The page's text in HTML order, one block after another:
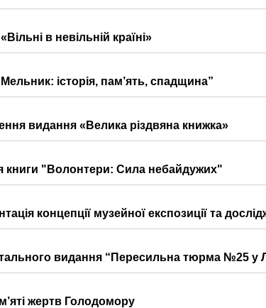
в невільній країні»
історія, пам’ять, спадщина”
видання «Велика різдвяна книжка»
книги "Волонтери: Сила небайдужих"
концепції музейної експозиції та
видання “Пересильна тюрма №25 у
жертв Голодомору